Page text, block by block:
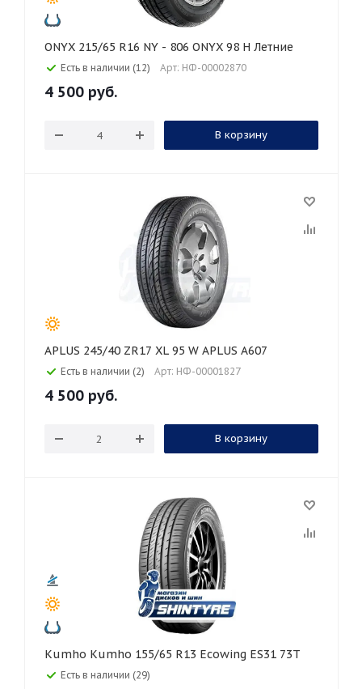
ONYX 215/65 R16 NY - 806 ONYX 98 H Летние
Есть в наличии (12) Арт: НФ-00002870
4 500 руб.
В корзину
APLUS 245/40 ZR17 XL 95 W APLUS A607
Есть в наличии (2) Арт: НФ-00001827
4 500 руб.
В корзину
Kumho Kumho 155/65 R13 Ecowing ES31 73T
Есть в наличии (29)